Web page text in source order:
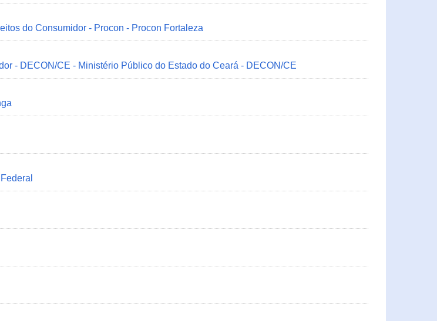
do Consumidor - Procon - Procon Fortaleza
- DECON/CE - Ministério Público do Estado do Ceará - DECON/CE